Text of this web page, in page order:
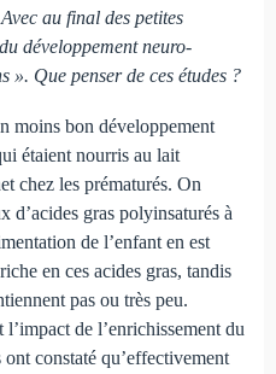
au final des petites
développement neuro-
». Que penser de ces études ?
moins bon développement
étaient nourris au lait
chez les prématurés. On
d’acides gras polyinsaturés à
de l’enfant en est
en ces acides gras, tandis
pas ou très peu.
de l’enrichissement du
constaté qu’effectivement